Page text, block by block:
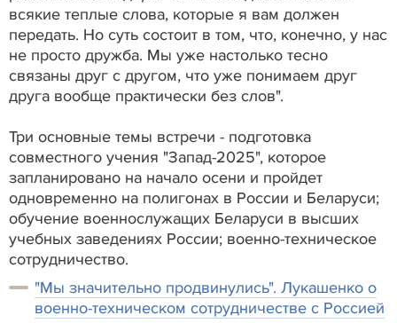
всякие теплые слова, которые я вам должен
передать. Но суть состоит в том, что, конечно, у нас
не просто дружба. Мы уже настолько тесно
связаны друг с другом, что уже понимаем друг
друга вообще практически без слов".
Три основные темы встречи - подготовка
совместного учения "Запад-2025", которое
запланировано на начало осени и пройдет
одновременно на полигонах в России и Беларуси;
обучение военнослужащих Беларуси в высших
учебных заведениях России; военно-техническое
сотрудничество.
"Мы значительно продвинулись". Лукашенко о
военно-техническом сотрудничестве с Россией